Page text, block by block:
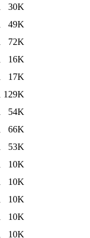
30K
49K
72K
16K
17K
129K
54K
66K
53K
10K
10K
10K
10K
10K